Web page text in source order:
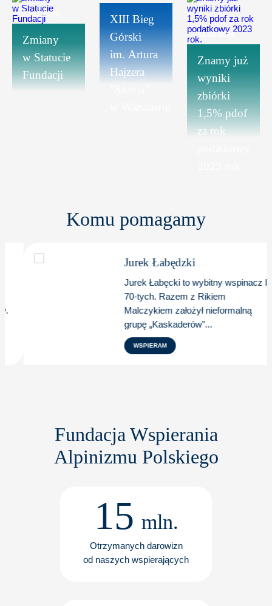
24.07.2025
Zmiany
w Statucie
Fundacji
XIII Bieg
Górski
im. Artura
Hajzera
31.10.2024
Znamy już
wyniki
zbiórki
1,5% pdof
za rok
Komu pomagamy
Jurek Łabędzki
Jurek Łabęcki to wybitny wspinacz lat
70-tych. Razem z Rikiem
Malczykiem założył nieformalną
grupę „Kaskaderów”...
WSPIERAM
Fundacja Wspierania
Alpinizmu Polskiego
15 mln.
Otrzymanych darowizn
od naszych wspierających